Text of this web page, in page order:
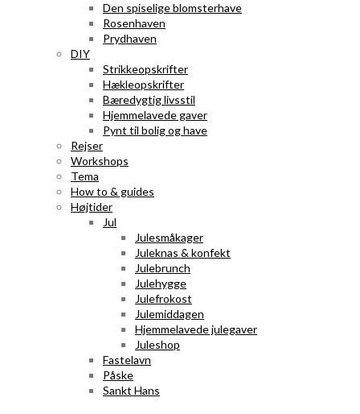
Den spiselige blomsterhave
Rosenhaven
Prydhaven
DIY
Strikkeopskrifter
Hækleopskrifter
Bæredygtig livsstil
Hjemmelavede gaver
Pynt til bolig og have
Rejser
Workshops
Tema
How to & guides
Højtider
Jul
Julesmåkager
Juleknas & konfekt
Julebrunch
Julehygge
Julefrokost
Julemiddagen
Hjemmelavede julegaver
Juleshop
Fastelavn
Påske
Sankt Hans